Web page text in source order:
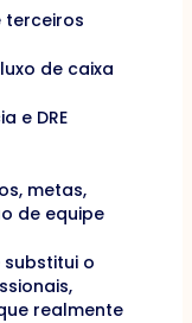
terceiros
de caixa
e DRE
metas,
de equipe
o
realmente